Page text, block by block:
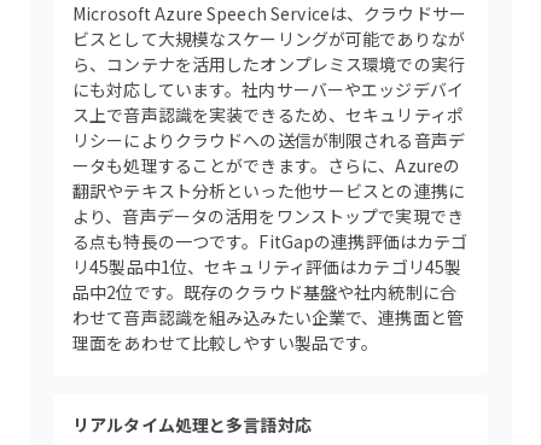
Microsoft Azure Speech Serviceは、クラウドサー
ビスとして大規模なスケーリングが可能でありなが
ら、コンテナを活用したオンプレミス環境での実行
にも対応しています。社内サーバーやエッジデバイ
ス上で音声認識を実装できるため、セキュリティポ
リシーによりクラウドへの送信が制限される音声デ
ータも処理することができます。さらに、Azureの
翻訳やテキスト分析といった他サービスとの連携に
より、音声データの活用をワンストップで実現でき
る点も特長の一つです。FitGapの連携評価はカテゴ
リ45製品中1位、セキュリティ評価はカテゴリ45製
品中2位です。既存のクラウド基盤や社内統制に合
わせて音声認識を組み込みたい企業で、連携面と管
理面をあわせて比較しやすい製品です。
リアルタイム処理と多言語対応